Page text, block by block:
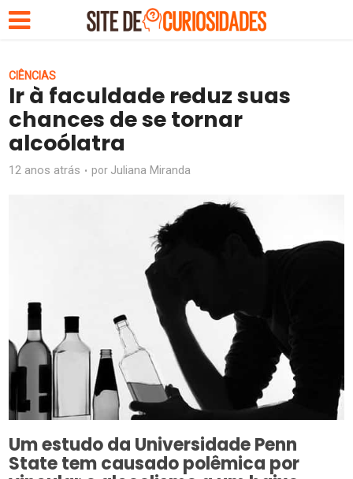
CIÊNCIAS
Ir à faculdade reduz suas
chances de se tornar
alcoólatra
12 anos atrás por Juliana Miranda
Um estudo da Universidade Penn
State tem causado polêmica por